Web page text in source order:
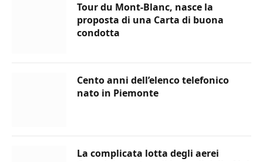
Tour du Mont-Blanc, nasce la
proposta di una Carta di buona
condotta
Cento anni dell’elenco telefonico
nato in Piemonte
La complicata lotta degli aerei